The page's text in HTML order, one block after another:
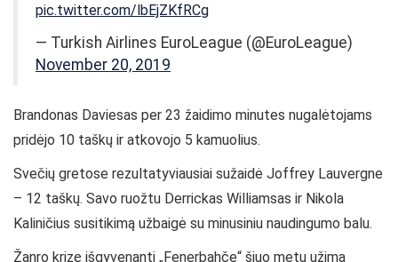
pic.twitter.com/lbEjZKfRCg
— Turkish Airlines EuroLeague (@EuroLeague)
November 20, 2019
Brandonas Daviesas per 23 žaidimo minutes nugalėtojams
pridėjo 10 taškų ir atkovojo 5 kamuolius.
Svečių gretose rezultatyviausiai sužaidė Joffrey Lauvergne
– 12 taškų. Savo ruožtu Derrickas Williamsas ir Nikola
Kaliničius susitikimą užbaigė su minusiniu naudingumo balu.
Žanro krizę išgyvenanti „Fenerbahče“ šiuo metu užima